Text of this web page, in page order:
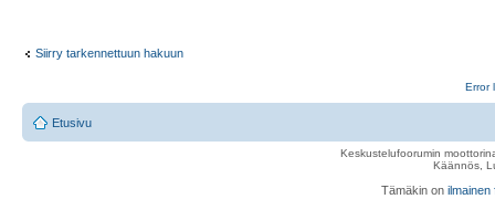
Siirry tarkennettuun hakuun
Error
Etusivu
Keskustelufoorumin
Käännös,
Tämäkin on ilmainen